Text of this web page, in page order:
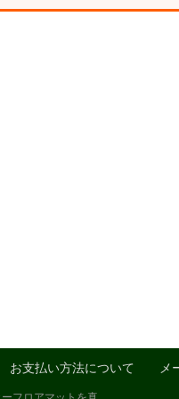
お支払い方法について メ